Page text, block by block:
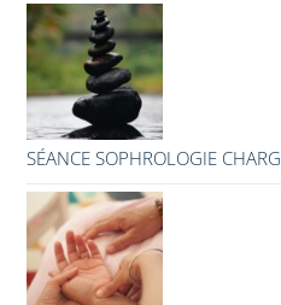
SÉANCE SOPHROLOGIE